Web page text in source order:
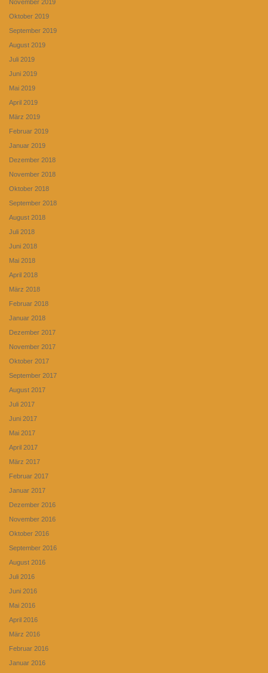
November 2019
Oktober 2019
September 2019
August 2019
Juli 2019
Juni 2019
Mai 2019
April 2019
März 2019
Februar 2019
Januar 2019
Dezember 2018
November 2018
Oktober 2018
September 2018
August 2018
Juli 2018
Juni 2018
Mai 2018
April 2018
März 2018
Februar 2018
Januar 2018
Dezember 2017
November 2017
Oktober 2017
September 2017
August 2017
Juli 2017
Juni 2017
Mai 2017
April 2017
März 2017
Februar 2017
Januar 2017
Dezember 2016
November 2016
Oktober 2016
September 2016
August 2016
Juli 2016
Juni 2016
Mai 2016
April 2016
März 2016
Februar 2016
Januar 2016